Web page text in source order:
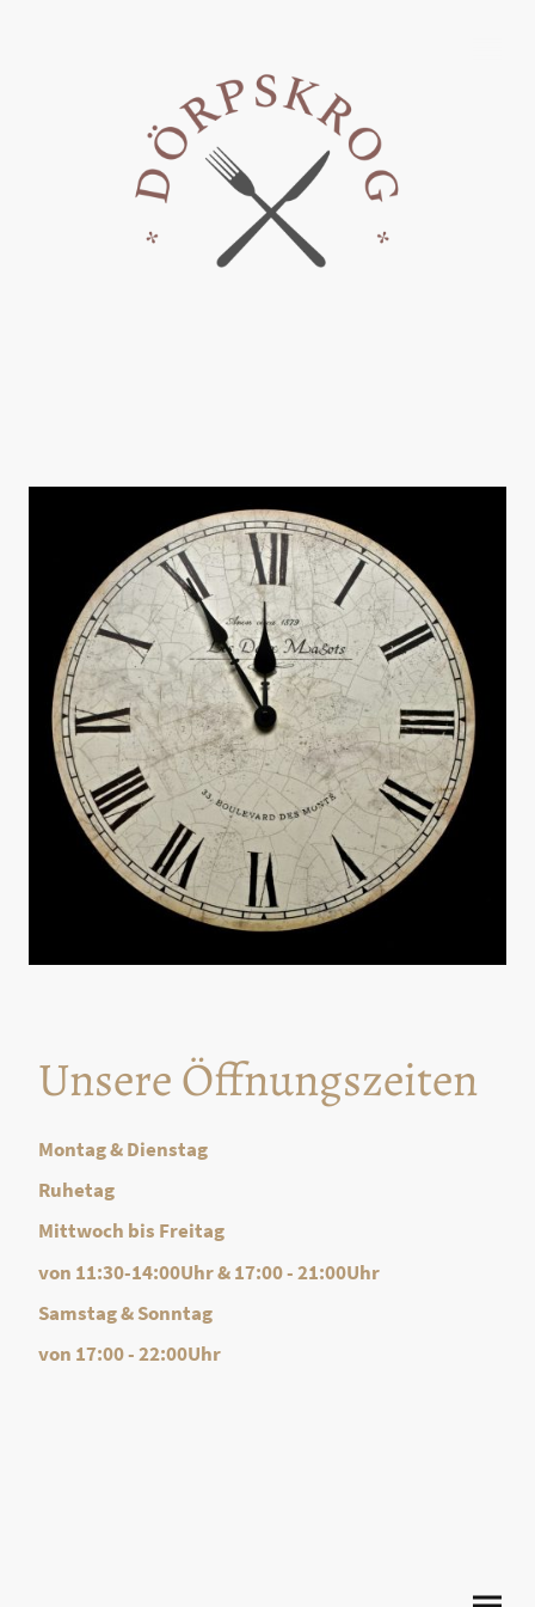
Unsere Öffnungszeiten
Montag & Dienstag
Ruhetag
Mittwoch bis Freitag
von 11:30-14:00Uhr & 17:00 - 21:00Uhr
Samstag & Sonntag
von 17:00 - 22:00Uhr